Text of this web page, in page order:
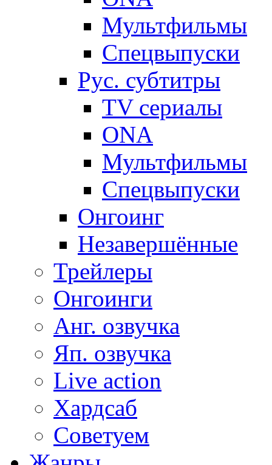
Мультфильмы
Спецвыпуски
Рус. субтитры
TV сериалы
ONA
Мультфильмы
Спецвыпуски
Онгоинг
Незавершённые
Трейлеры
Онгоинги
Анг. озвучка
Яп. озвучка
Live action
Хардсаб
Советуем